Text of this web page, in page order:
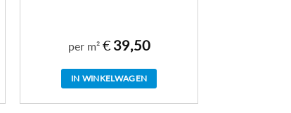
per m² € 39,50
IN WINKELWAGEN